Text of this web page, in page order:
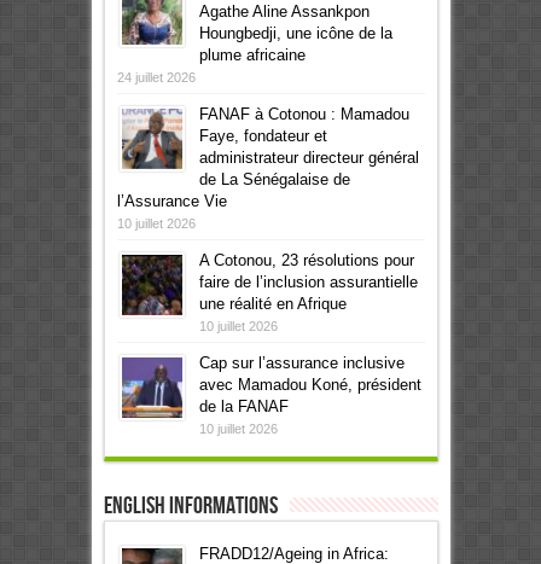
Agathe Aline Assankpon
Houngbedji, une icône de la
plume africaine
24 juillet 2026
FANAF à Cotonou : Mamadou
Faye, fondateur et
administrateur directeur général
de La Sénégalaise de
l’Assurance Vie
10 juillet 2026
A Cotonou, 23 résolutions pour
faire de l’inclusion assurantielle
une réalité en Afrique
10 juillet 2026
Cap sur l’assurance inclusive
avec Mamadou Koné, président
de la FANAF
10 juillet 2026
English informations
FRADD12/Ageing in Africa: